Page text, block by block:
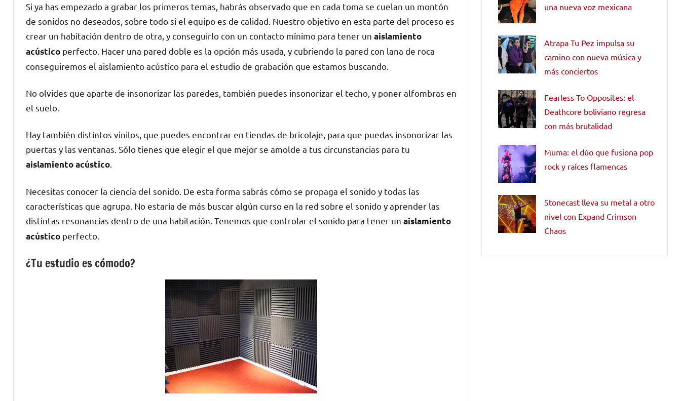
Si ya has empezado a grabar los primeros temas, habrás observado que en cada toma se cuelan un montón
de sonidos no deseados, sobre todo si el equipo es de calidad. Nuestro objetivo en esta parte del proceso es
crear un habitación dentro de otra, y conseguirlo con un contacto mínimo para tener un aislamiento
acústico perfecto. Hacer una pared doble es la opción más usada, y cubriendo la pared con lana de roca
conseguiremos el aislamiento acústico para el estudio de grabación que estamos buscando.
No olvides que aparte de insonorizar las paredes, también puedes insonorizar el techo, y poner alfombras en
el suelo.
Hay también distintos vinilos, que puedes encontrar en tiendas de bricolaje, para que puedas insonorizar las
puertas y las ventanas. Sólo tienes que elegir el que mejor se amolde a tus circunstancias para tu
aislamiento acústico.
Necesitas conocer la ciencia del sonido. De esta forma sabrás cómo se propaga el sonido y todas las
características que agrupa. No estaría de más buscar algún curso en la red sobre el sonido y aprender las
distintas resonancias dentro de una habitación. Tenemos que controlar el sonido para tener un aislamiento
acústico perfecto.
¿Tu estudio es cómodo?
una nueva voz mexicana
Atrapa Tu Pez impulsa su
camino con nueva música y
más conciertos
Fearless To Opposites: el
Deathcore boliviano regresa
con más brutalidad
Muma: el dúo que fusiona pop
rock y raíces flamencas
Stonecast lleva su metal a otro
nivel con Expand Crimson
Chaos